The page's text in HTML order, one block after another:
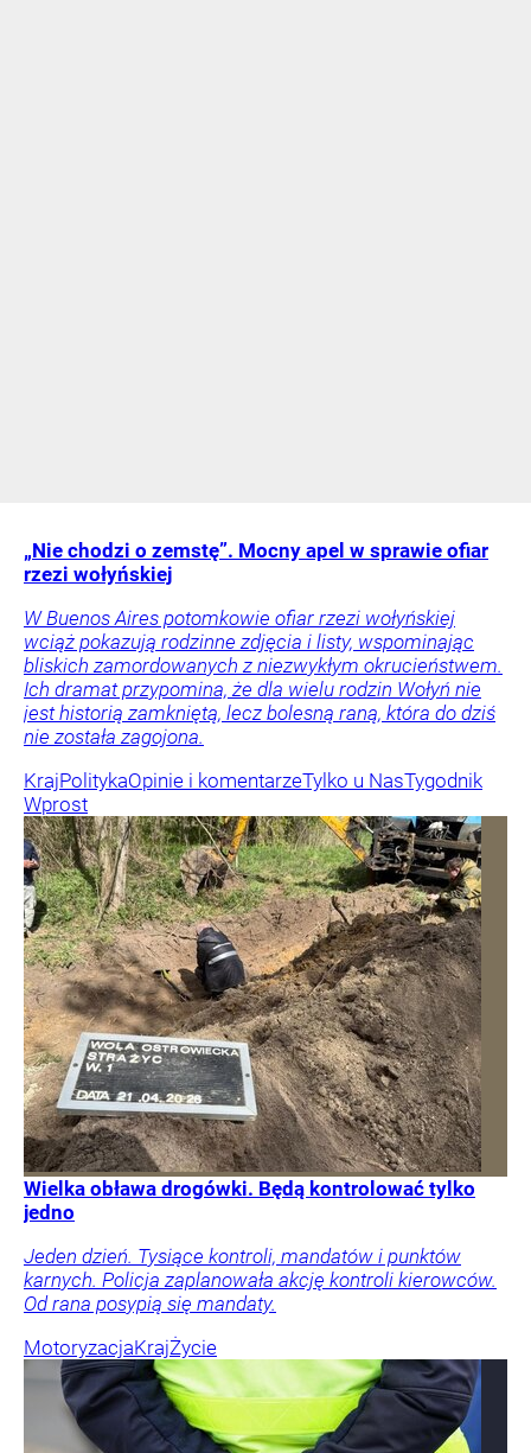
„Nie chodzi o zemstę”. Mocny apel w sprawie ofiar
rzezi wołyńskiej
W Buenos Aires potomkowie ofiar rzezi wołyńskiej
wciąż pokazują rodzinne zdjęcia i listy, wspominając
bliskich zamordowanych z niezwykłym okrucieństwem.
Ich dramat przypomina, że dla wielu rodzin Wołyń nie
jest historią zamkniętą, lecz bolesną raną, która do dziś
nie została zagojona.
KrajPolitykaOpinie i komentarzeTylko u NasTygodnik
Wprost
Wielka obława drogówki. Będą kontrolować tylko
jedno
Jeden dzień. Tysiące kontroli, mandatów i punktów
karnych. Policja zaplanowała akcję kontroli kierowców.
Od rana posypią się mandaty.
MotoryzacjaKrajŻycie